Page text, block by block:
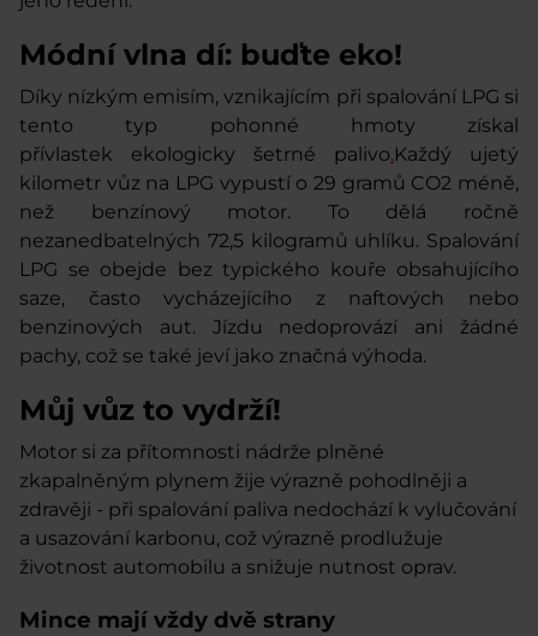
Módní vlna dí: buďte eko!
Díky nízkým emisím, vznikajícím při spalování LPG si
tento typ pohonné hmoty získal
přívlastek ekologicky šetrné palivo.Každý ujetý
kilometr vůz na LPG vypustí o 29 gramů CO2 méně,
než benzínový motor. To dělá ročně
nezanedbatelných 72,5 kilogramů uhlíku. Spalování
LPG se obejde bez typického kouře obsahujícího
saze, často vycházejícího z naftových nebo
benzinových aut. Jízdu nedoprovází ani žádné
pachy, což se také jeví jako značná výhoda.
Můj vůz to vydrží!
Motor si za přítomnosti nádrže plněné
zkapalněným plynem žije výrazně pohodlněji a
zdravěji - při spalování paliva nedochází k vylučování
a usazování karbonu, což výrazně prodlužuje
životnost automobilu a snižuje nutnost oprav.
Mince mají vždy dvě strany